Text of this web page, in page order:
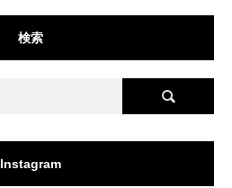
検索
Instagram